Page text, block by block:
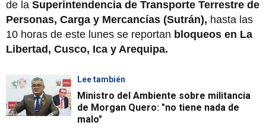
de la Superintendencia de Transporte Terrestre de
Personas, Carga y Mercancías (Sutrán), hasta las
10 horas de este lunes se reportan bloqueos en La
Libertad, Cusco, Ica y Arequipa.
Lee también
Ministro del Ambiente sobre militancia
de Morgan Quero: "no tiene nada de
malo"